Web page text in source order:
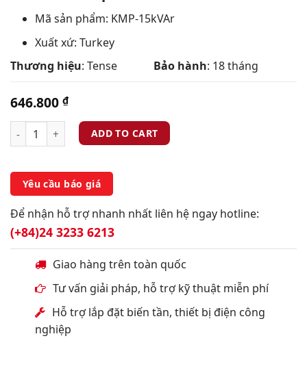
Mã sản phẩm: KMP-15kVAr
Xuất xứ: Turkey
Thương hiệu: Tense Bảo hành: 18 tháng
646.800 ₫
ADD TO CART
Yêu cầu báo giá
Để nhận hỗ trợ nhanh nhất liên hệ ngay hotline:
(+84)24 3233 6213
Giao hàng trên toàn quốc
Tư vấn giải pháp, hỗ trợ kỹ thuật miễn phí
Hỗ trợ lắp đặt biến tần, thiết bị điện công
nghiệp